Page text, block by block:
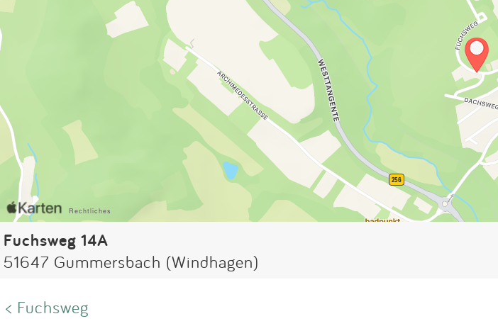
Fuchsweg 14A
51647 Gummersbach (Windhagen)
< Fuchsweg